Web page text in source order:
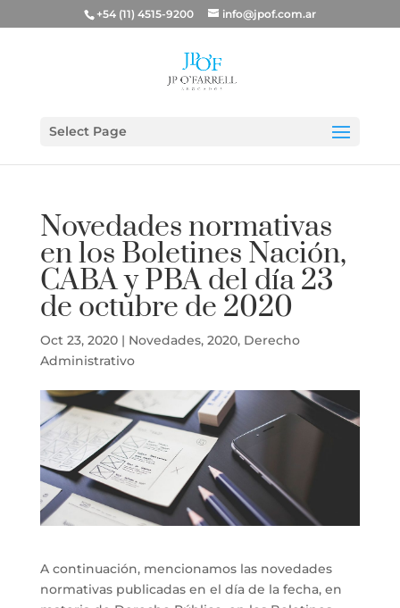
+54 (11) 4515-9200 info@jpof.com.ar
Select Page
Novedades normativas
en los Boletines Nación,
CABA y PBA del día 23
de octubre de 2020
Oct 23, 2020| Novedades, 2020, Derecho
Administrativo
A continuación, mencionamos las novedades
normativas publicadas en el día de la fecha, en